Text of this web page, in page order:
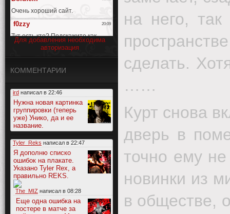
Для добавления необходима
авторизация
КОММЕНТАРИИ
ird написал в 22:46
Нужна новая картинка
группировки (теперь
уже) Унико, да и ее
название.
Tyler_Reks написал в 22:47
Я дополню списко
ошибок на плакате.
Указано Tyler Rex, а
правильно REKS.
The_MIZ написал в 08:28
Еще одна ошибка на
постере в матче за
на него,
сделать.
……
Курт снова
дверь в
точно ему
новинки из
в обществе,